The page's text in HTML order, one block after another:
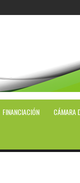
FINANCIACIÓN CÁMARA